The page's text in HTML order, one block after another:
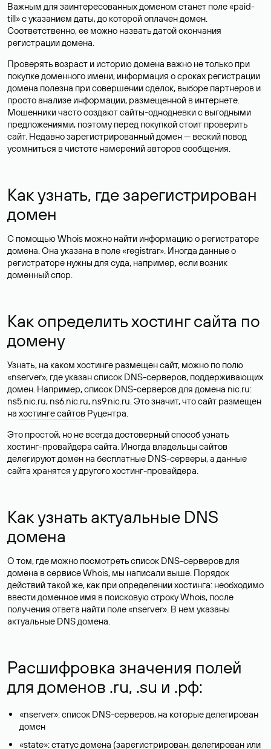
Важным для заинтересованных доменом станет поле «paid-
till» с указанием даты, до которой оплачен домен.
Соответственно, ее можно назвать датой окончания
регистрации домена.
Проверять возраст и историю домена важно не только при
покупке доменного имени, информация о сроках регистрации
домена полезна при совершении сделок, выборе партнеров и
просто анализе информации, размещенной в интернете.
Мошенники часто создают сайты-однодневки с выгодными
предложениями, поэтому перед покупкой стоит проверить
сайт. Недавно зарегистрированный домен — веский повод
усомниться в чистоте намерений авторов сообщения.
Как узнать, где зарегистрирован
домен
С помощью Whois можно найти информацию о регистраторе
домена. Она указана в поле «registrar». Иногда данные о
регистраторе нужны для суда, например, если возник
доменный спор.
Как определить хостинг сайта по
домену
Узнать, на каком хостинге размещен сайт, можно по полю
«nserver», где указан список DNS-серверов, поддерживающих
домен. Например, список DNS-серверов для домена nic.ru:
ns5.nic.ru, ns6.nic.ru, ns9.nic.ru. Это значит, что сайт размещен
на хостинге сайтов Руцентра.
Это простой, но не всегда достоверный способ узнать
хостинг-провайдера сайта. Иногда владельцы сайтов
делегируют домен на бесплатные DNS-серверы, а данные
сайта хранятся у другого хостинг-провайдера.
Как узнать актуальные DNS
домена
О том, где можно посмотреть список DNS-серверов для
домена в сервисе Whois, мы написали выше. Порядок
действий такой же, как при определении хостинга: необходимо
ввести доменное имя в поисковую строку Whois, после
получения ответа найти поле «nserver». В нем указаны
актуальные DNS домена.
Расшифровка значения полей
для доменов .ru, .su и .рф:
«nserver»: список DNS-серверов, на которые делегирован
домен
«state»: статус домена (зарегистрирован, делегирован или